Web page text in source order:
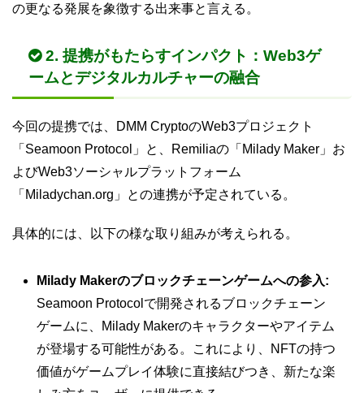
の更なる発展を象徴する出来事と言える。
2. 提携がもたらすインパクト：Web3ゲ
ームとデジタルカルチャーの融合
今回の提携では、DMM CryptoのWeb3プロジェクト
「Seamoon Protocol」と、Remiliaの「Milady Maker」お
よびWeb3ソーシャルプラットフォーム
「Miladychan.org」との連携が予定されている。
具体的には、以下の様な取り組みが考えられる。
Milady Makerのブロックチェーンゲームへの参入:
Seamoon Protocolで開発されるブロックチェーン
ゲームに、Milady Makerのキャラクターやアイテム
が登場する可能性がある。これにより、NFTの持つ
価値がゲームプレイ体験に直接結びつき、新たな楽